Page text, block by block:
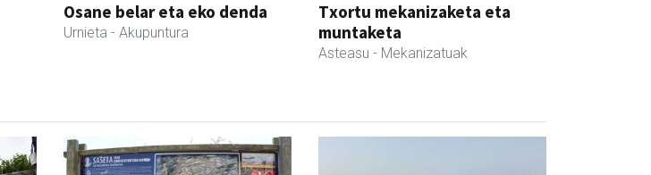
Osane belar eta eko denda
Urnieta - Akupuntura
Txortu mekanizaketa eta
muntaketa
Asteasu - Mekanizatuak